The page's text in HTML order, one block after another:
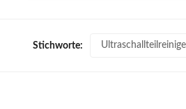
Stichworte: